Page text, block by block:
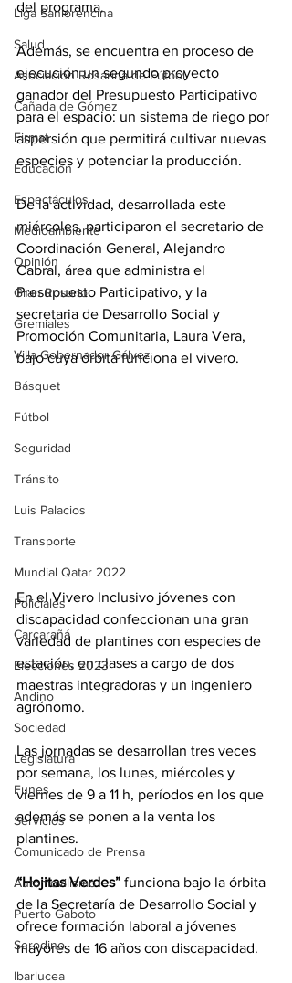
Liga Sanlorencina
Salud
Asociación Rosarina de Fútbol
Cañada de Gómez
Firmat
Educación
Espectáculos
Medioambiente
Opinión
Gran Rosario
Gremiales
Villa Gobernador Gálvez
Básquet
Fútbol
Seguridad
Tránsito
Luis Palacios
Transporte
Mundial Qatar 2022
Policiales
Carcarañá
Elecciones 2023
Andino
Sociedad
Legislatura
Funes
Servicios
Comunicado de Prensa
Automovilismo
Puerto Gaboto
Serodino
Ibarlucea
del programa.
Además, se encuentra en proceso de
ejecución un segundo proyecto
ganador del Presupuesto Participativo
para el espacio: un sistema de riego por
aspersión que permitirá cultivar nuevas
especies y potenciar la producción.
De la actividad, desarrollada este
miércoles, participaron el secretario de
Coordinación General, Alejandro
Cabral, área que administra el
Presupuesto Participativo, y la
secretaria de Desarrollo Social y
Promoción Comunitaria, Laura Vera,
bajo cuya órbita funciona el vivero.
En el Vivero Inclusivo jóvenes con
discapacidad confeccionan una gran
variedad de plantines con especies de
estación, en clases a cargo de dos
maestras integradoras y un ingeniero
agrónomo.
Las jornadas se desarrollan tres veces
por semana, los lunes, miércoles y
viernes de 9 a 11 h, períodos en los que
además se ponen a la venta los
plantines.
“Hojitas Verdes” funciona bajo la órbita
de la Secretaría de Desarrollo Social y
ofrece formación laboral a jóvenes
mayores de 16 años con discapacidad.